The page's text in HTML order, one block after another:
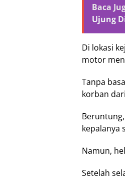
Baca
Ujung
Di lokasi
motor
Tanpa
korban
kepalanya
Namun,
Setelah